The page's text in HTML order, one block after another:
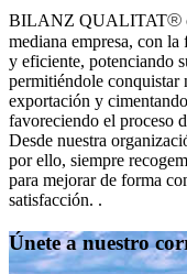
BILANZ QUALITAT®
mediana empresa, con
y eficiente, potenciando
permitiéndole conquistar
exportación y
favoreciendo el proceso
Desde nuestra
por ello, siempre
para mejorar de forma
satisfacción. .
Únete a nuestro